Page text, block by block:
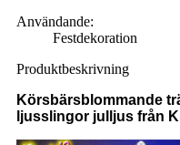
Användande:
Festdekoration
Produktbeskrivning
Körsbärsblommande
ljusslingor julljus från